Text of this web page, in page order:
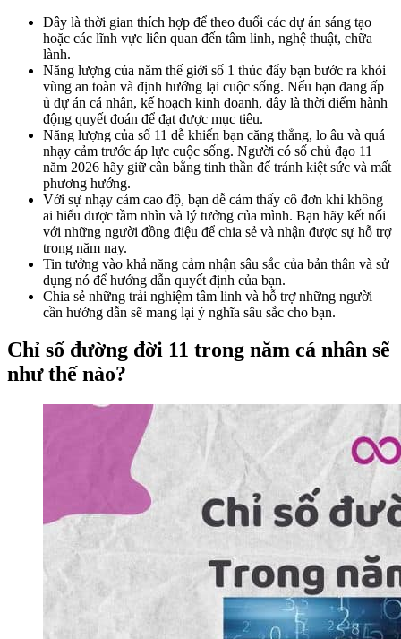
Đây là thời gian thích hợp để theo đuổi các dự án sáng tạo
hoặc các lĩnh vực liên quan đến tâm linh, nghệ thuật, chữa
lành.
Năng lượng của năm thế giới số 1 thúc đẩy bạn bước ra khỏi
vùng an toàn và định hướng lại cuộc sống. Nếu bạn đang ấp
ủ dự án cá nhân, kế hoạch kinh doanh, đây là thời điểm hành
động quyết đoán để đạt được mục tiêu.
Năng lượng của số 11 dễ khiến bạn căng thẳng, lo âu và quá
nhạy cảm trước áp lực cuộc sống. Người có số chủ đạo 11
năm 2026 hãy giữ cân bằng tinh thần để tránh kiệt sức và mất
phương hướng.
Với sự nhạy cảm cao độ, bạn dễ cảm thấy cô đơn khi không
ai hiểu được tầm nhìn và lý tưởng của mình. Bạn hãy kết nối
với những người đồng điệu để chia sẻ và nhận được sự hỗ trợ
trong năm nay.
Tin tưởng vào khả năng cảm nhận sâu sắc của bản thân và sử
dụng nó để hướng dẫn quyết định của bạn.
Chia sẻ những trải nghiệm tâm linh và hỗ trợ những người
cần hướng dẫn sẽ mang lại ý nghĩa sâu sắc cho bạn.
Chỉ số đường đời 11 trong năm cá nhân sẽ
như thế nào?